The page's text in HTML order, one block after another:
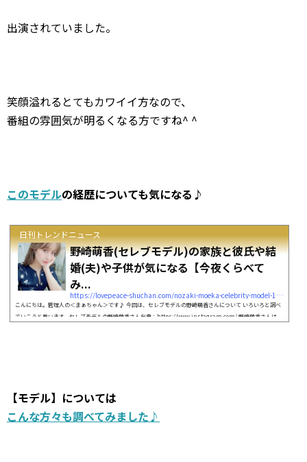
出演されていました。
笑顔溢れるとてもカワイイ方なので、
番組の雰囲気が明るくなる方ですね^ ^
このモデルの経歴についても気になる♪
日刊トレンドニュース
野崎萌香(セレブモデル)の家族と彼氏や結
婚(夫)や子供が気になる【今夜くらべて
み...
https://lovepeace-shuchan.com/nozaki-moeka-celebrity-model-14309
こんにちは。管理人の＜まぁちゃん＞です♪ 今回は、セレブモデルの野崎萌香さんについて いろいろと調べ
ていこうと思います。セレブモデルの野崎萌香さん出典：https://www.instagram.com/ 野崎萌香さんは、
【モデル】については
こんな方々も調べてみました♪